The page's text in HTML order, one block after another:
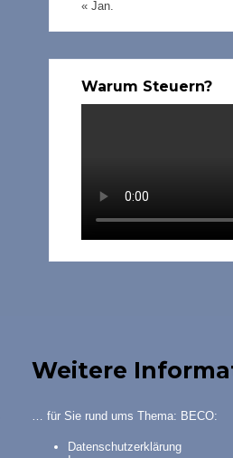
« Jan.
Warum Steuern?
Weitere
… für Sie rund ums Thema: BECO:
Datenschutzerklärung